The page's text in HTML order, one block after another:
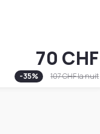
70 CHF
-35% 107 CHFla nuit